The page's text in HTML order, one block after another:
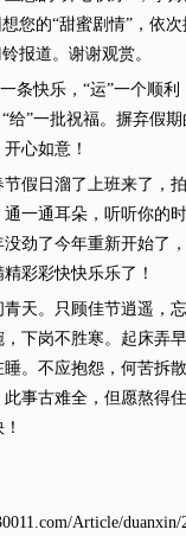
您的“甜蜜剧情”，依
报道。谢谢观赏。
条快乐，“运”一个顺利
“给”一批祝福。摒弃假
心如意！
假日溜了上班来了，
一通耳朵，听听你的
劲了今年重新开始了
彩彩快快乐乐了！
天。只顾佳节逍遥，
下岗不胜寒。起床弄
。不应抱怨，何苦拆
事古难全，但愿熬得
Article/duanxin/